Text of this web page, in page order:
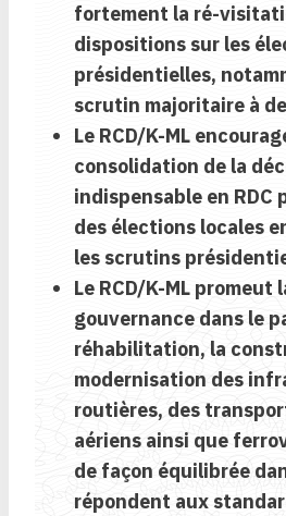
fortement la ré-
dispositions sur les
présidentielles,
scrutin majoritaire à
Le RCD/K-ML
consolidation de la
indispensable en RDC
des élections locales
les scrutins
Le RCD/K-ML promeut
gouvernance dans le
réhabilitation, la
modernisation des
routières, des
aériens ainsi que
de façon équilibrée
répondent aux